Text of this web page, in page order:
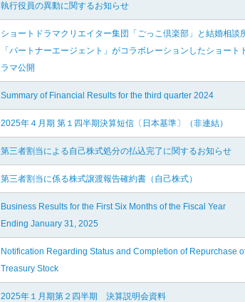
執行役員の異動に関するお知らせ
ショートドラマクリエイター集団「ごっこ倶楽部」と結婚相談
「パートナーエージェント」がコラボレーションしたショート
ラマ公開
Summary of Financial Results for the third quarter 2024
2025年４月期 第１四半期決算短信〔日本基準〕（非連結）
第三者割当による自己株式処分の払込完了に関するお知らせ
第三者割当に係る株式譲渡報告確約書（自己株式）
Business Results for the First Six Months of the Fiscal Year
Ending January 31, 2025
Notification Regarding Status and Completion of Repurchase
Treasury Stock
2025年１月期第２四半期 決算説明会資料